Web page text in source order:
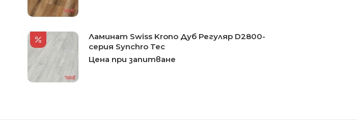
Ламинат Swiss Krono Дуб Регуляр D2800-
серия Synchro Tec
Цена при запитване